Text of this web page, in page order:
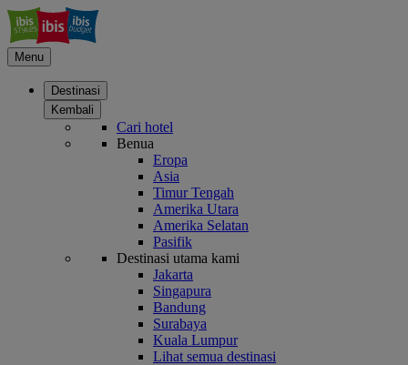
Menu
Destinasi
Kembali
Cari hotel
Benua
Eropa
Asia
Timur Tengah
Amerika Utara
Amerika Selatan
Pasifik
Destinasi utama kami
Jakarta
Singapura
Bandung
Surabaya
Kuala Lumpur
Lihat semua destinasi